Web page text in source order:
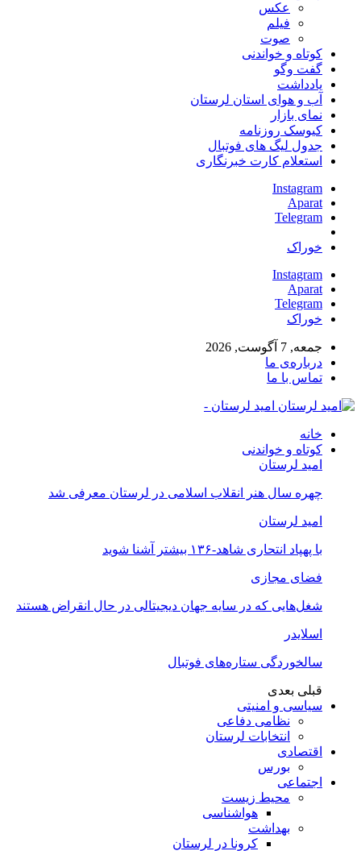
عكس
فیلم
صوت
کوتاه و خواندنی
گفت وگو
یادداشت
آب و هوای استان لرستان
نمای بازار
کیوسک روزنامه
جدول لیگ های فوتبال
استعلام کارت خبرنگاری
Instagram
Aparat
Telegram
خوراک
Instagram
Aparat
Telegram
خوراک
جمعه, 7 آگوست, 2026
درباره‌ی ما
تماس با ما
امید لرستان -
خانه
کوتاه و خواندنی
امید لرستان
چهره سال هنر انقلاب اسلامی در لرستان معرفی شد
امید لرستان
با پهپاد انتحاری شاهد-۱۳۶ بیشتر آشنا شوید
فضای مجازی
شغل‌‌هایی که در سایه جهان دیجیتالی در حال انقراض هستند
اسلایدر
سالخوردگی ستاره‌های فوتبال
قبلی بعدی
سیاسی و امنیتی
نظامی دفاعی
انتخابات لرستان
اقتصادی
بورس
اجتماعی
محیط زیست
هواشناسی
بهداشت
کرونا در لرستان